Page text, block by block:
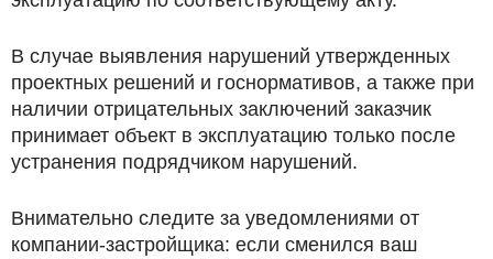
В случае выявления нарушений утвержденных
проектных решений и госнормативов, а также при
наличии отрицательных заключений заказчик
принимает объект в эксплуатацию только после
устранения подрядчиком нарушений.
Внимательно следите за уведомлениями от
компании-застройщика: если сменился ваш